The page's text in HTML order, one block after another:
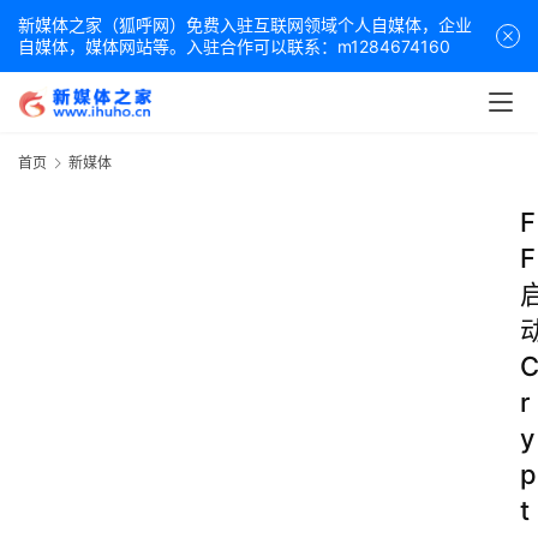
新媒体之家（狐呼网）免费入驻互联网领域个人自媒体，企业
自媒体，媒体网站等。入驻合作可以联系：m1284674160
首页 新媒体
F
F
C
r
y
p
t